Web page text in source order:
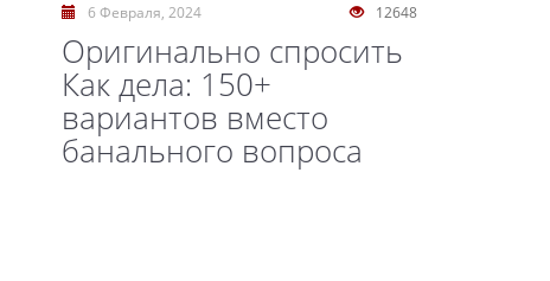
12648
6 Февраля, 2024
Оригинально спросить
Как дела: 150+
вариантов вместо
банального вопроса